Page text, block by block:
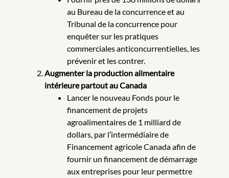
au Bureau de la concurrence et au
Tribunal de la concurrence pour
enquêter sur les pratiques
commerciales anticoncurrentielles, les
prévenir et les contrer.
Augmenter la production alimentaire
intérieure partout au Canada
Lancer le nouveau Fonds pour le
financement de projets
agroalimentaires de 1 milliard de
dollars, par l’intermédiaire de
Financement agricole Canada afin de
fournir un financement de démarrage
aux entreprises pour leur permettre